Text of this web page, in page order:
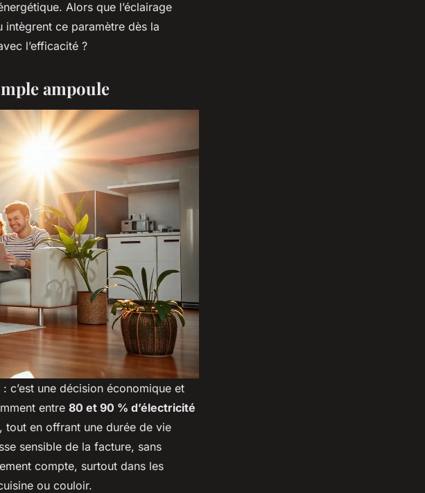
Alors que l’éclairage
intègrent ce paramètre dès la
l’efficacité ?
ampoule
c’est une décision économique et
entre 80 et 90 % d’électricité
tout en offrant une durée de vie
sensible de la facture, sans
compte, surtout dans les
ou couloir.